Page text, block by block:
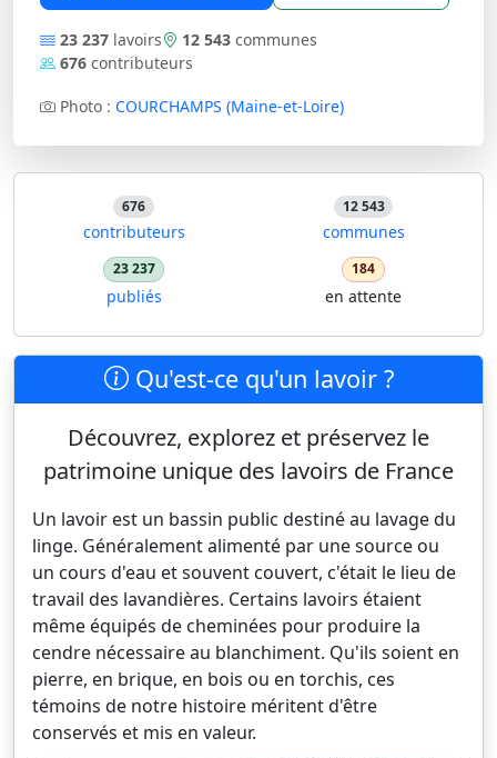
23 237 lavoirs 12 543 communes
676 contributeurs
Photo : COURCHAMPS (Maine-et-Loire)
676
contributeurs
12 543
communes
23 237
publiés
184
en attente
Qu'est-ce qu'un lavoir ?
Découvrez, explorez et préservez le
patrimoine unique des lavoirs de France
Un lavoir est un bassin public destiné au lavage du
linge. Généralement alimenté par une source ou
un cours d'eau et souvent couvert, c'était le lieu de
travail des lavandières. Certains lavoirs étaient
même équipés de cheminées pour produire la
cendre nécessaire au blanchiment. Qu'ils soient en
pierre, en brique, en bois ou en torchis, ces
témoins de notre histoire méritent d'être
conservés et mis en valeur.